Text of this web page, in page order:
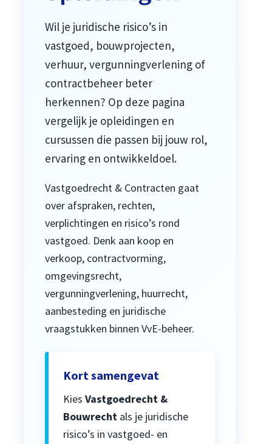
Wil je juridische risico’s in
vastgoed, bouwprojecten,
verhuur, vergunningverlening of
contractbeheer beter
herkennen? Op deze pagina
vergelijk je opleidingen en
cursussen die passen bij jouw rol,
ervaring en ontwikkeldoel.
Vastgoedrecht & Contracten gaat
over afspraken, rechten,
verplichtingen en risico’s rond
vastgoed. Denk aan koop en
verkoop, contractvorming,
omgevingsrecht,
vergunningverlening, huurrecht,
aanbesteding en juridische
vraagstukken binnen VvE-beheer.
Kort samengevat
Kies Vastgoedrecht &
Bouwrechtals je juridische
risico’s in vastgoed- en